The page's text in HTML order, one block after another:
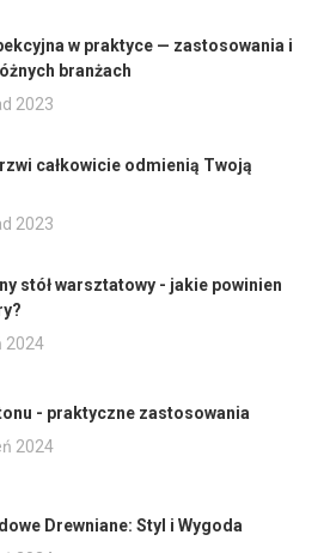
w praktyce — zastosowania i
branżach
2023
całkowicie odmienią Twoją
2023
stół warsztatowy - jakie powinien
2024
- praktyczne zastosowania
2024
Drewniane: Styl i Wygoda